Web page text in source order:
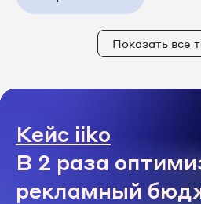
Показать все
Кейс iiko
В 2 раза
рекламный